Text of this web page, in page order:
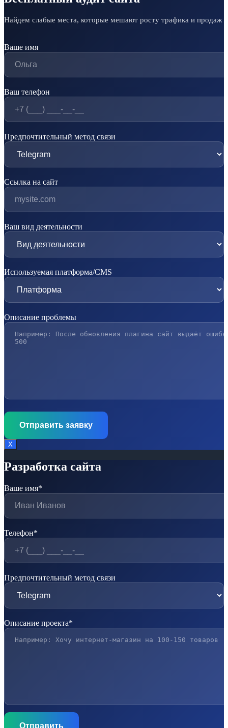
Найдем слабые места, которые мешают росту трафика и продаж
Ваше имя
Ваш телефон
Предпочтительный метод связи
Ссылка на сайт
Ваш вид деятельности
Используемая платформа/CMS
Описание проблемы
Х
Разработка сайта
Ваше имя*
Телефон*
Предпочтительный метод связи
Описание проекта*